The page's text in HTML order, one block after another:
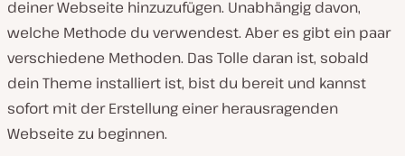
deiner Webseite hinzuzufügen. Unabhängig davon,
welche Methode du verwendest. Aber es gibt ein paar
verschiedene Methoden. Das Tolle daran ist, sobald
dein Theme installiert ist, bist du bereit und kannst
sofort mit der Erstellung einer herausragenden
Webseite zu beginnen.